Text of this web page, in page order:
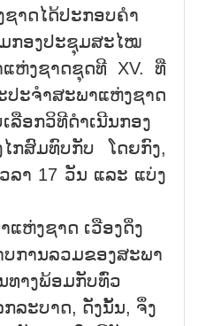
າດໄດ້ປະກອບຄຳ
ກອງປະຊຸມສະໄໝ
ຫ່ງຊາດຊຸດທີ XV. ທີ່
ຈຳສະພາແຫ່ງຊາດ
ລືອກວິທີດຳເນີນກອງ
ກສົມທົບກັບ ໂດຍກົງ,
ລາ 17 ວັນ ແລະ ແບ່ງ
ງຊາດ ເວືອງດິ່ງ
ການລວມຂອງສະພາ
ທາງພ້ອມກັບທົ່ວ
ລະບາດ, ດັ່ງນັ້ນ, ຈຶ່ງ